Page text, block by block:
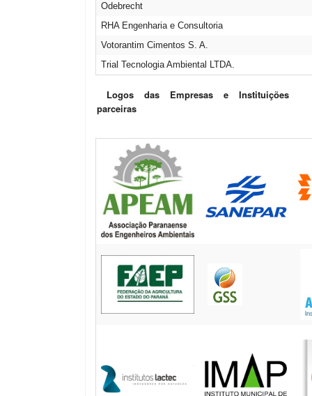
Odebrecht
RHA Engenharia e Consultoria
Votorantim Cimentos S. A.
Trial Tecnologia Ambiental LTDA.
Logos das Empresas e Instituições
parceiras